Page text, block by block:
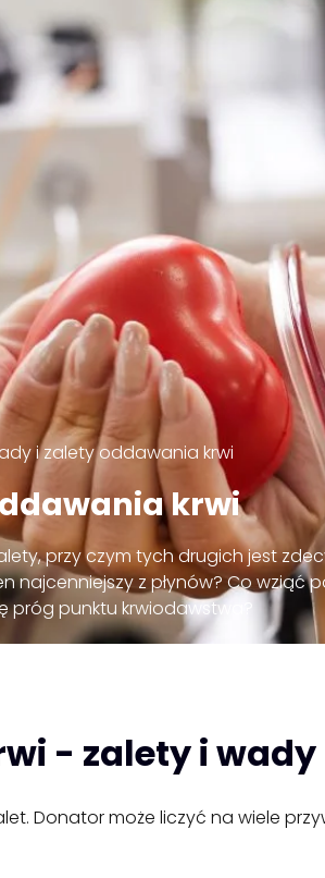
i zalety oddawania krwi
krwi
przy czym tych drugich jest
z płynów? Co wziąć
próg punktu krwiodawstwa?
- zalety i wady
Donator może liczyć na wiele